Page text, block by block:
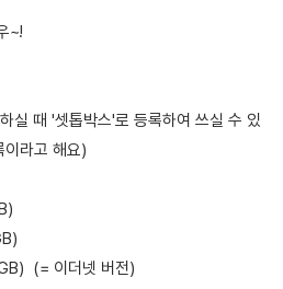
~!
실 때 '셋톱박스'로 등록하여 쓰실 수 있
라고 해요)
(= 이더넷 버전)